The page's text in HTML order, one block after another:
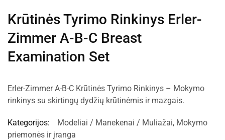
Krūtinės Tyrimo Rinkinys Erler-
Zimmer A-B-C Breast
Examination Set
Erler-Zimmer A-B-C Krūtinės Tyrimo Rinkinys – Mokymo
rinkinys su skirtingų dydžių krūtinėmis ir mazgais.
Kategorijos: Modeliai / Manekenai / Muliažai, Mokymo
priemonės ir įranga